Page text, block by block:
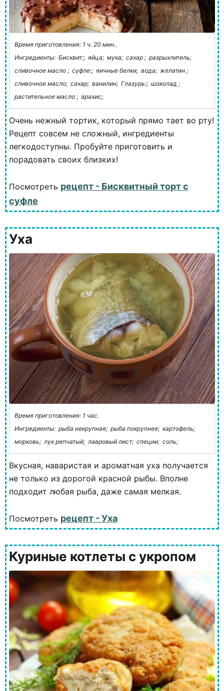
Время приготовления: 1 ч. 20 мин..
Ингредиенты: Бисквит:; яйца; мука; сахар ; разрыхлитель;
сливочное масло ; суфле:; яичные белки; вода; желатин ;
сливочное масло; сахар; ванилин; Глазурь:; шоколад ;
растительное масло ; арахис;
Очень нежный тортик, который прямо тает во рту!
Рецепт совсем не сложный, ингредиенты
легкодоступны. Пробуйте приготовить и
порадовать своих близких!
Посмотреть рецепт - Бисквитный торт с
суфле
Уха
Время приготовления: 1 час.
Ингредиенты: рыба некрупная; рыба покрупнее; картофель;
морковь; лук репчатый; лавровый лист; специи; соль;
Вкусная, наваристая и ароматная уха получается
не только из дорогой красной рыбы. Вполне
подходит любая рыба, даже самая мелкая.
Посмотреть рецепт - Уха
Куриные котлеты с укропом